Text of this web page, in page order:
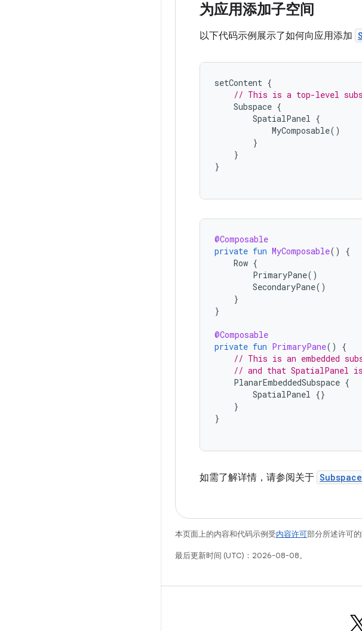
为应用添加子空间
以下代码示例展示了如何向应用添加
setContent {
// This is a top-level
Subspace {
SpatialPanel {
MyComposable()
}
}
}
@Composable
private fun MyComposable()
{
Row {
PrimaryPane()
SecondaryPane()
}
}
@Composable
private fun PrimaryPane()
{
// This is an embedded
// and that SpatialPanel
PlanarEmbeddedSubspace {
SpatialPanel {}
}
}
如需了解详情，请参阅关于 Subspace
本页面上的内容和代码示例受内容许可部分所述许可
最后更新时间 (UTC)：2026-08-08。